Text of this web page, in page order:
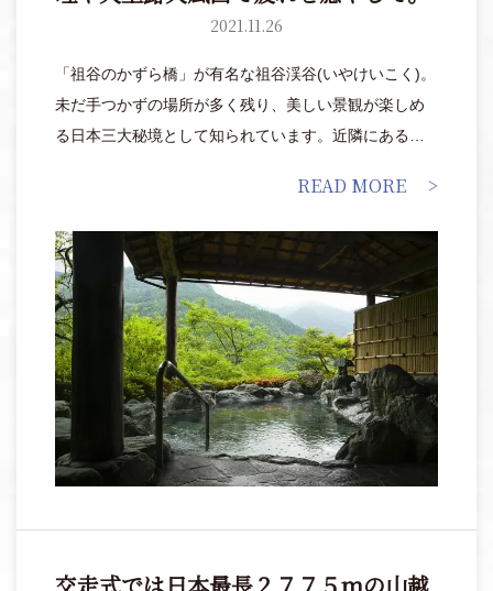
2021.11.26
「祖谷のかずら橋」が有名な祖谷渓谷(いやけいこく)。
未だ手つかずの場所が多く残り、美しい景観が楽しめ
る日本三大秘境として知られています。近隣にある
と滋味あふれる郷土料理、昔ながらの祖谷の文化体験
が味わえる宿。秘境ならではの絶景を、館内からはも
ちろんのこと、天空露天風呂までの遊歩道や「祖谷の
かずら橋ナイトツアー」でも楽しむことができます。
秘境・秘湯・絶景を一度に楽しみたい欲張りな方も満
足すること間違いなし。
READ MORE
交走式では日本最長２７７５ｍの山越